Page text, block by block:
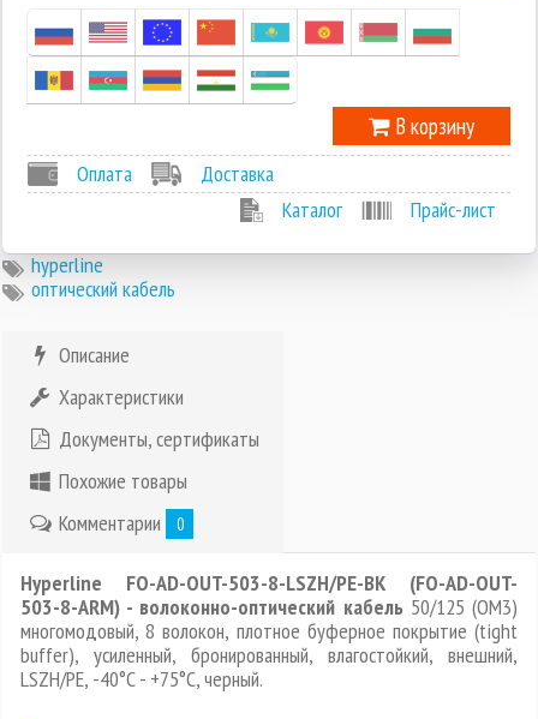
-1
В корзину
Оплата
Доставка
Каталог
Прайс-лист
hyperline
оптический кабель
Описание
Характеристики
Документы, сертификаты
Похожие товары
Комментарии
0
Hyperline FO-AD-OUT-503-8-LSZH/PE-BK (FO-AD-OUT-
503-8-ARM) - волоконно-оптический кабель50/125 (OM3)
многомодовый, 8 волокон, плотное буферное покрытие (tight
buffer), усиленный, бронированный, влагостойкий, внешний,
LSZH/PE, -40°C - +75°C, черный.